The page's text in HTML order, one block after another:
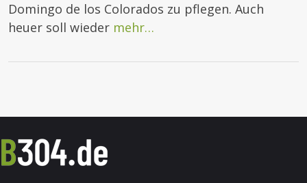
Domingo de los Colorados zu pflegen. Auch
heuer soll wieder mehr…